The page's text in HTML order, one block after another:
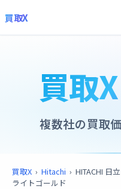
買取X
買取X
複数社の買取
買取X › Hitachi › HITACHI 日
ライトゴールド